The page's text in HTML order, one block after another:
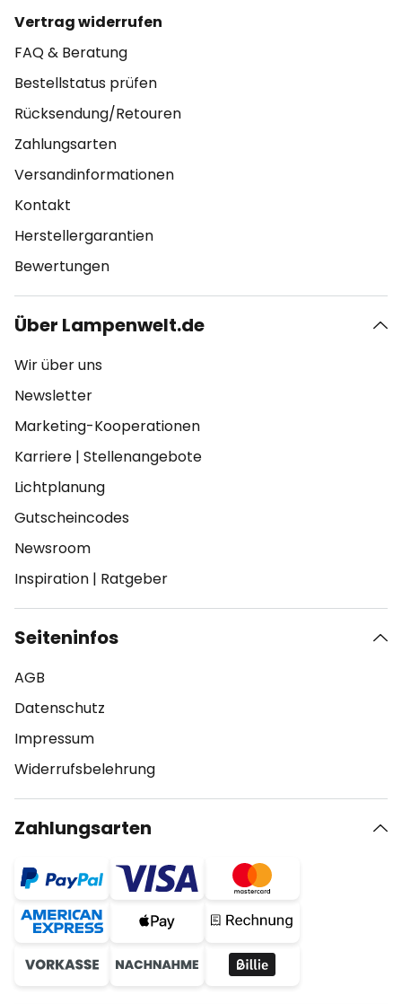
Vertrag widerrufen
FAQ & Beratung
Bestellstatus prüfen
Rücksendung/Retouren
Zahlungsarten
Versandinformationen
Kontakt
Herstellergarantien
Bewertungen
Über Lampenwelt.de
Wir über uns
Newsletter
Marketing-Kooperationen
Karriere | Stellenangebote
Lichtplanung
Gutscheincodes
Newsroom
Inspiration | Ratgeber
Seiteninfos
AGB
Datenschutz
Impressum
Widerrufsbelehrung
Zahlungsarten